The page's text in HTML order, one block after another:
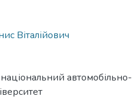
Віталійович
автомобільно-